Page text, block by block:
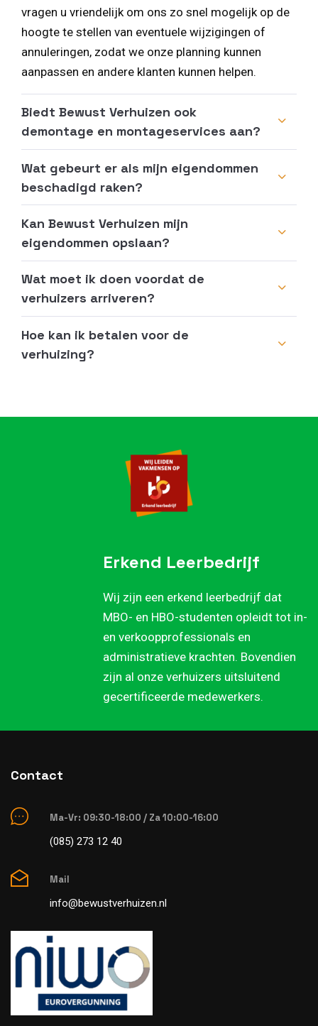
vragen u vriendelijk om ons zo snel mogelijk op de
hoogte te stellen van eventuele wijzigingen of
annuleringen, zodat we onze planning kunnen
aanpassen en andere klanten kunnen helpen.
Biedt Bewust Verhuizen ook
demontage en montageservices aan?
Wat gebeurt er als mijn eigendommen
beschadigd raken?
Kan Bewust Verhuizen mijn
eigendommen opslaan?
Wat moet ik doen voordat de
verhuizers arriveren?
Hoe kan ik betalen voor de
verhuizing?
Erkend Leerbedrijf
Wij zijn een erkend leerbedrijf dat
MBO- en HBO-studenten opleidt tot in-
en verkoopprofessionals en
administratieve krachten. Bovendien
zijn al onze verhuizers uitsluitend
gecertificeerde medewerkers.
Contact
Ma-Vr: 09:30-18:00 / Za 10:00-16:00
(085) 273 12 40
Mail
info@bewustverhuizen.nl